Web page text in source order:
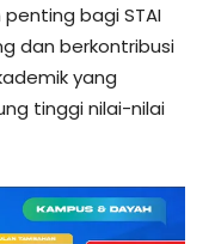
bagi STAI
dan berkontribusi
yang
tinggi nilai-nilai